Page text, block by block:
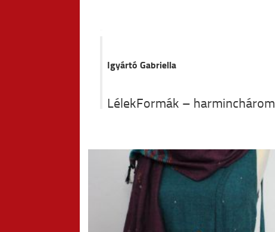
Igyártó Gabriella
LélekFormák – harminchárom